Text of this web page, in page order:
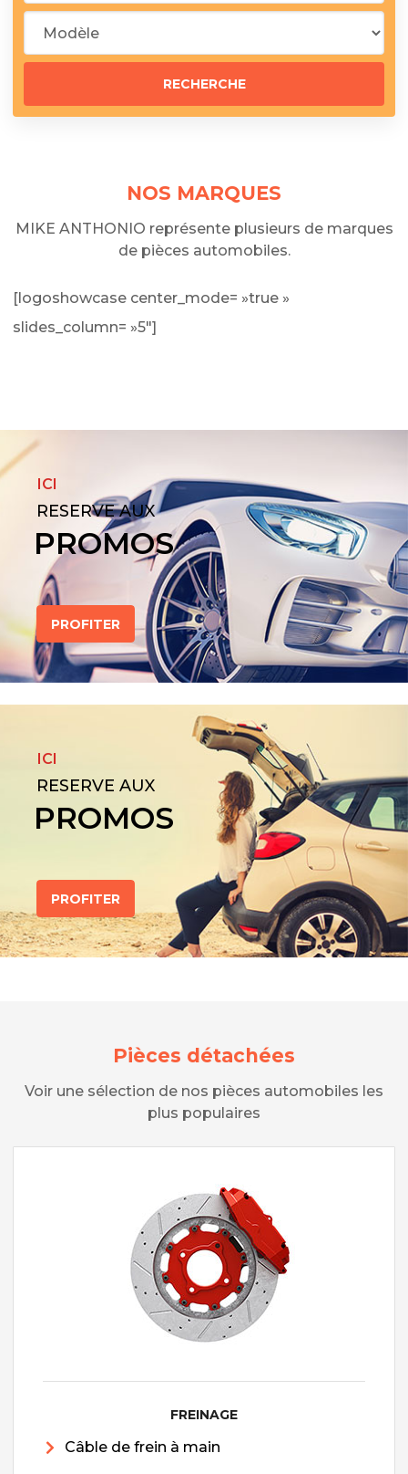
NOS MARQUES
MIKE ANTHONIO représente plusieurs de marques
de pièces automobiles.
[logoshowcase center_mode= »true »
slides_column= »5″]
ICI
RESERVE AUX
PROMOS
PROFITER
ICI
RESERVE AUX
PROMOS
PROFITER
Pièces détachées
Voir une sélection de nos pièces automobiles les
plus populaires
FREINAGE
Câble de frein à main